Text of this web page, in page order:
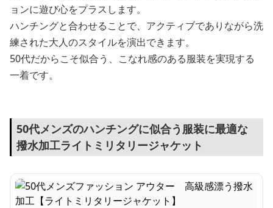
ョンに遊び心をプラスします。
ハンチングと合わせることで、アクティブでありながら洗
練された大人のスタイルを演出できます。
50代だからこそ似合う、こなれ感のある服装を実現する
一着です。
50代メンズのハンチングに似合う服装に最適な
撥水加工ライトミリタリージャケット